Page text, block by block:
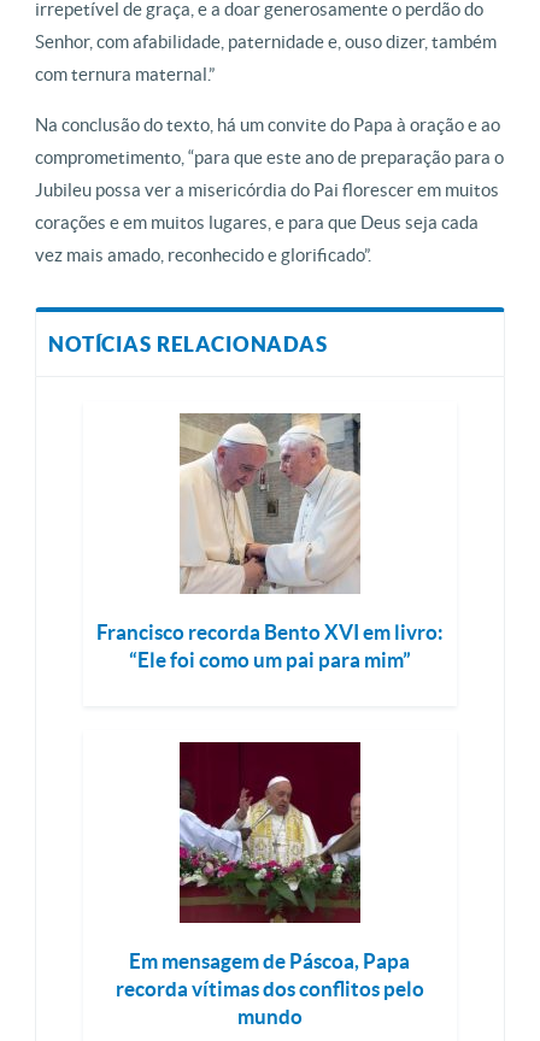
irrepetível de graça, e a doar generosamente o perdão do
Senhor, com afabilidade, paternidade e, ouso dizer, também
com ternura maternal.”
Na conclusão do texto, há um convite do Papa à oração e ao
comprometimento, “para que este ano de preparação para o
Jubileu possa ver a misericórdia do Pai florescer em muitos
corações e em muitos lugares, e para que Deus seja cada
vez mais amado, reconhecido e glorificado”.
NOTÍCIAS RELACIONADAS
Francisco recorda Bento XVI em livro:
“Ele foi como um pai para mim”
Em mensagem de Páscoa, Papa
recorda vítimas dos conflitos pelo
mundo